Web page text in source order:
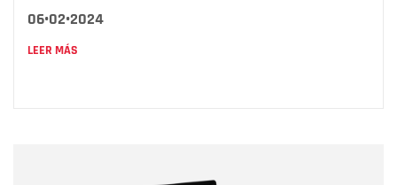
06•02•2024
LEER MÁS